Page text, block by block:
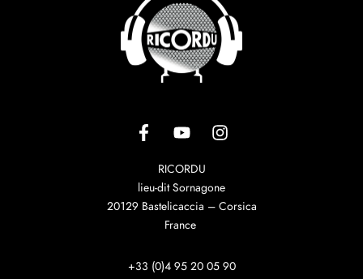
RICORDU
lieu-dit Sornagone
20129 Bastelicaccia – Corsica
France
+33 (0)4 95 20 05 90